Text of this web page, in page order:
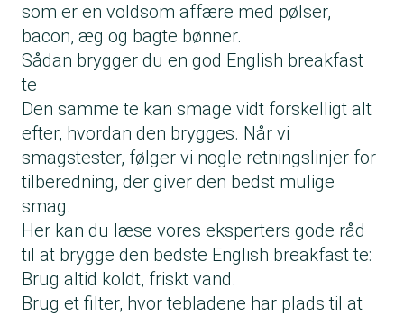
som er en voldsom affære med pølser,
bacon, æg og bagte bønner.
Sådan brygger du en god English breakfast
te
Den samme te kan smage vidt forskelligt alt
efter, hvordan den brygges. Når vi
smagstester, følger vi nogle retningslinjer for
tilberedning, der giver den bedst mulige
smag.
Her kan du læse vores eksperters gode råd
til at brygge den bedste English breakfast te:
Brug altid koldt, friskt vand.
Brug et filter, hvor tebladene har plads til at